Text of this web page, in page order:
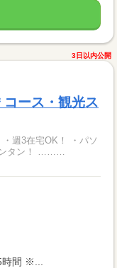
3日以内公開
ース・観光ス
！ ………
間 ※...